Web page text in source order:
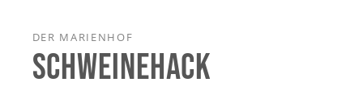
öffnen
DER MARIENHOF
SCHWEINEHACK